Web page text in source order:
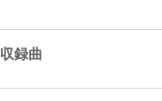
収録曲